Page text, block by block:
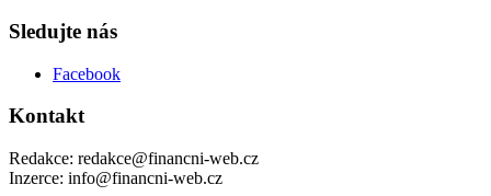
Sledujte nás
Facebook
Kontakt
Redakce: redakce@financni-web.cz
Inzerce: info@financni-web.cz